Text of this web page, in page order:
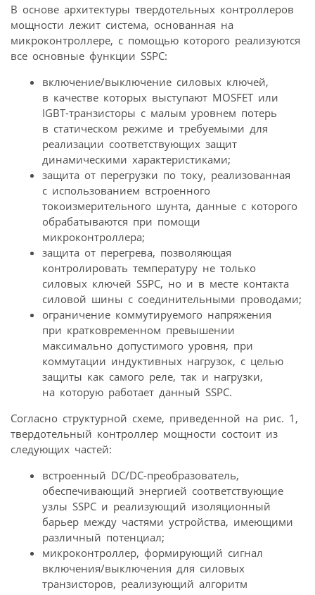
В основе архитектуры твердотельных контроллеров
мощности лежит система, основанная на
микроконтроллере, с помощью которого реализуются
все основные функции SSPC:
включение/выключение силовых ключей,
в качестве которых выступают MOSFET или
IGBT-транзисторы с малым уровнем потерь
в статическом режиме и требуемыми для
реализации соответствующих защит
динамическими характеристиками;
защита от перегрузки по току, реализованная
с использованием встроенного
токоизмерительного шунта, данные с которого
обрабатываются при помощи
микроконтроллера;
защита от перегрева, позволяющая
контролировать температуру не только
силовых ключей SSPC, но и в месте контакта
силовой шины с соединительными проводами;
ограничение коммутируемого напряжения
при кратковременном превышении
максимально допустимого уровня, при
коммутации индуктивных нагрузок, с целью
защиты как самого реле, так и нагрузки,
на которую работает данный SSPC.
Согласно структурной схеме, приведенной на рис. 1,
твердотельный контроллер мощности состоит из
следующих частей:
встроенный DC/DC-преобразователь,
обеспечивающий энергией соответствующие
узлы SSPC и реализующий изоляционный
барьер между частями устройства, имеющими
различный потенциал;
микроконтроллер, формирующий сигнал
включения/выключения для силовых
транзисторов, реализующий алгоритм